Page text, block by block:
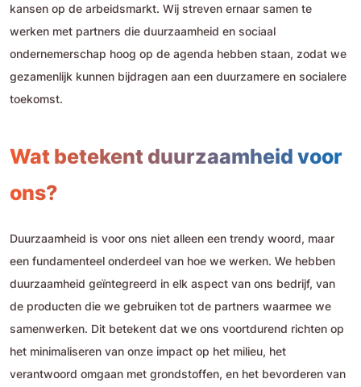
kansen op de arbeidsmarkt. Wij streven ernaar samen te
werken met partners die duurzaamheid en sociaal
ondernemerschap hoog op de agenda hebben staan, zodat we
gezamenlijk kunnen bijdragen aan een duurzamere en socialere
toekomst.
Wat betekent duurzaamheid voor
ons?
Duurzaamheid is voor ons niet alleen een trendy woord, maar
een fundamenteel onderdeel van hoe we werken. We hebben
duurzaamheid geïntegreerd in elk aspect van ons bedrijf, van
de producten die we gebruiken tot de partners waarmee we
samenwerken. Dit betekent dat we ons voortdurend richten op
het minimaliseren van onze impact op het milieu, het
verantwoord omgaan met grondstoffen, en het bevorderen van